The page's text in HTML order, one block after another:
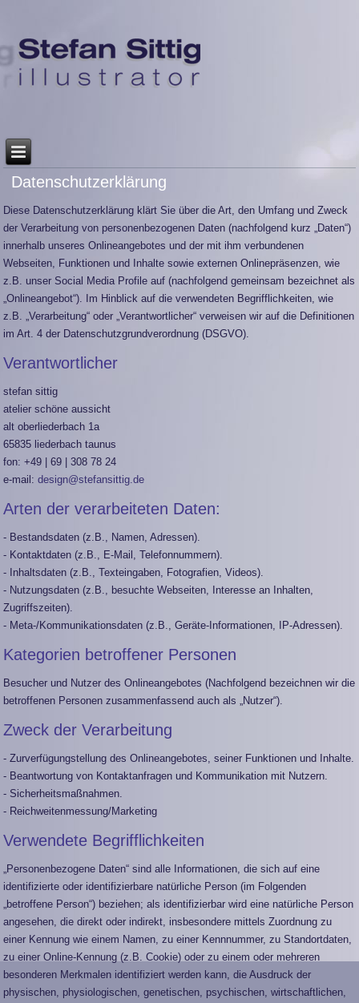
Datenschutzerklärung
Diese Datenschutzerklärung klärt Sie über die Art, den Umfang und Zweck
der Verarbeitung von personenbezogenen Daten (nachfolgend kurz „Daten“)
innerhalb unseres Onlineangebotes und der mit ihm verbundenen
Webseiten, Funktionen und Inhalte sowie externen Onlinepräsenzen, wie
z.B. unser Social Media Profile auf (nachfolgend gemeinsam bezeichnet als
„Onlineangebot“). Im Hinblick auf die verwendeten Begrifflichkeiten, wie
z.B. „Verarbeitung“ oder „Verantwortlicher“ verweisen wir auf die Definitionen
im Art. 4 der Datenschutzgrundverordnung (DSGVO).
Verantwortlicher
stefan sittig
atelier schöne aussicht
alt oberliederbach 1a
65835 liederbach taunus
fon: +49 | 69 | 308 78 24
e-mail:design@stefansittig.de
Arten der verarbeiteten Daten:
- Bestandsdaten (z.B., Namen, Adressen).
- Kontaktdaten (z.B., E-Mail, Telefonnummern).
- Inhaltsdaten (z.B., Texteingaben, Fotografien, Videos).
- Nutzungsdaten (z.B., besuchte Webseiten, Interesse an Inhalten,
Zugriffszeiten).
- Meta-/Kommunikationsdaten (z.B., Geräte-Informationen, IP-Adressen).
Kategorien betroffener Personen
Besucher und Nutzer des Onlineangebotes (Nachfolgend bezeichnen wir die
betroffenen Personen zusammenfassend auch als „Nutzer“).
Zweck der Verarbeitung
- Zurverfügungstellung des Onlineangebotes, seiner Funktionen und Inhalte.
- Beantwortung von Kontaktanfragen und Kommunikation mit Nutzern.
- Sicherheitsmaßnahmen.
- Reichweitenmessung/Marketing
Verwendete Begrifflichkeiten
„Personenbezogene Daten“ sind alle Informationen, die sich auf eine
identifizierte oder identifizierbare natürliche Person (im Folgenden
„betroffene Person“) beziehen; als identifizierbar wird eine natürliche Person
angesehen, die direkt oder indirekt, insbesondere mittels Zuordnung zu
einer Kennung wie einem Namen, zu einer Kennnummer, zu Standortdaten,
zu einer Online-Kennung (z.B. Cookie) oder zu einem oder mehreren
besonderen Merkmalen identifiziert werden kann, die Ausdruck der
physischen, physiologischen, genetischen, psychischen, wirtschaftlichen,